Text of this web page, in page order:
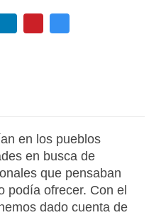
en los pueblos
en busca de
que pensaban
podía ofrecer. Con el
dado cuenta de